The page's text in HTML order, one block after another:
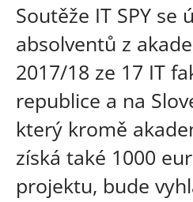
Soutěže IT SPY se
absolventů z
2017/18 ze 17 IT
republice a na
který kromě
získá také 1000
projektu, bude